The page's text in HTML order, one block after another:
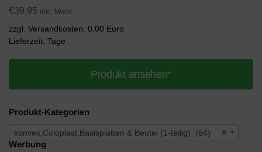
€39,95 inkl. MwSt.
zzgl. Versandkosten: 0,00 Euro
Lieferzeit: Tage
Produkt ansehen*
Produkt-Kategorien
×
konvex,Coloplast,Basisplatten & Beutel (1-teilig) (64)
Werbung